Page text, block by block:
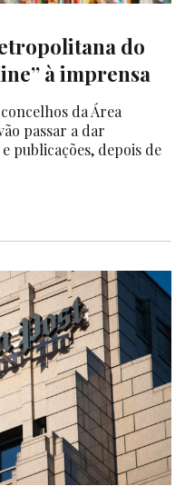
do
à imprensa
da Área
passar a dar
publicações, depois de